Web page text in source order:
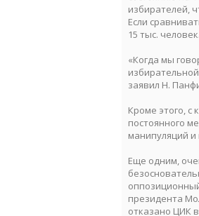
избирателей,
Если
15 тыс. человек.
«Когда мы
заявил Н.
Кроме этого,
постоянного
манипуляций и
Eще одним,
президента
отказано ЦИК